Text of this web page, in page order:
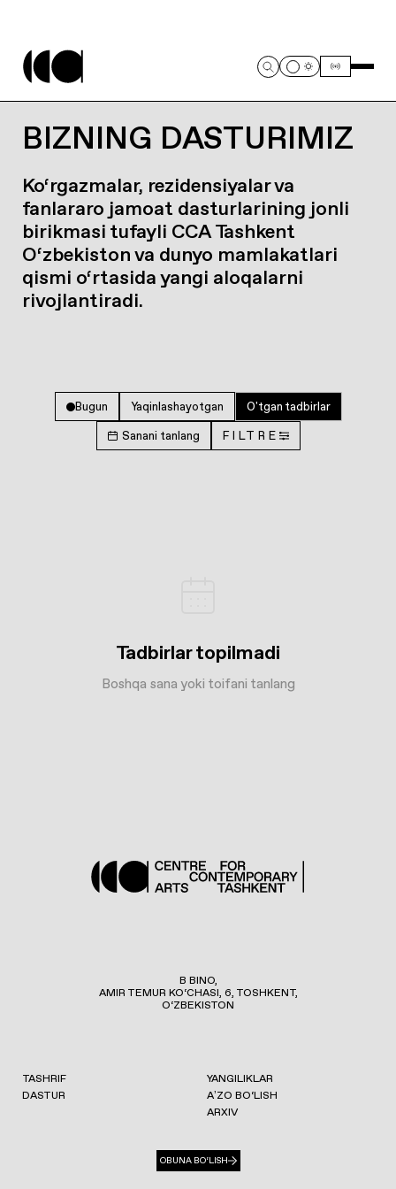
BIZNING DASTURIMIZ
Ko‘rgazmalar, rezidensiyalar va
fanlararo jamoat dasturlarining jonli
birikmasi tufayli CCA Tashkent
O‘zbekiston va dunyo mamlakatlari
qismi o‘rtasida yangi aloqalarni
rivojlantiradi.
Bugun Yaqinlashayotgan O'tgan tadbirlar
Sanani tanlang FILTRE
Tadbirlar topilmadi
Boshqa sana yoki toifani tanlang
B BINO,
AMIR TEMUR KO‘CHASI, 6, TOSHKENT,
O‘ZBEKISTON
TASHRIF
DASTUR
YANGILIKLAR
AʼZO BO‘LISH
ARXIV
OBUNA BO‘LISH